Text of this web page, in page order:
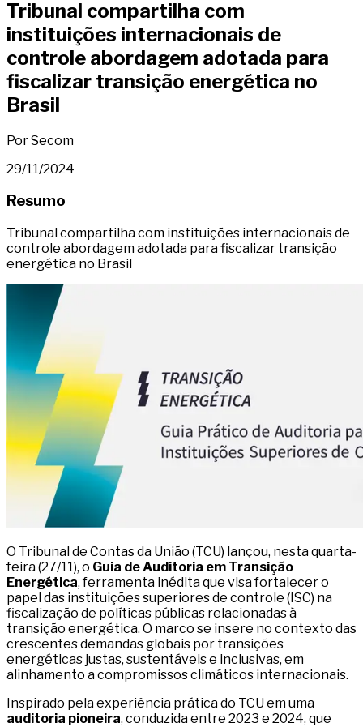
Tribunal compartilha com
instituições internacionais de
controle abordagem adotada para
fiscalizar transição energética no
Brasil
Por Secom
29/11/2024
Resumo
Tribunal compartilha com instituições internacionais de
controle abordagem adotada para fiscalizar transição
energética no Brasil
O Tribunal de Contas da União (TCU) lançou, nesta quarta-
feira (27/11), o Guia de Auditoria em Transição
Energética, ferramenta inédita que visa fortalecer o
papel das instituições superiores de controle (ISC) na
fiscalização de políticas públicas relacionadas à
transição energética. O marco se insere no contexto das
crescentes demandas globais por transições
energéticas justas, sustentáveis e inclusivas, em
alinhamento a compromissos climáticos internacionais.
Inspirado pela experiência prática do TCU em uma
auditoria pioneira, conduzida entre 2023 e 2024, que